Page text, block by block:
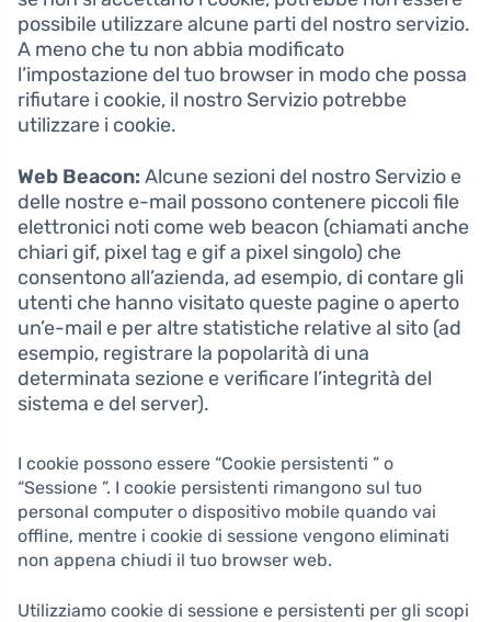
possibile utilizzare alcune parti del nostro servizio.
A meno che tu non abbia modificato
l’impostazione del tuo browser in modo che possa
rifiutare i cookie, il nostro Servizio potrebbe
utilizzare i cookie.
Web Beacon: Alcune sezioni del nostro Servizio e
delle nostre e-mail possono contenere piccoli file
elettronici noti come web beacon (chiamati anche
chiari gif, pixel tag e gif a pixel singolo) che
consentono all’azienda, ad esempio, di contare gli
utenti che hanno visitato queste pagine o aperto
un’e-mail e per altre statistiche relative al sito (ad
esempio, registrare la popolarità di una
determinata sezione e verificare l’integrità del
sistema e del server).
I cookie possono essere “Cookie persistenti ” o
“Sessione ”. I cookie persistenti rimangono sul tuo
personal computer o dispositivo mobile quando vai
offline, mentre i cookie di sessione vengono eliminati
non appena chiudi il tuo browser web.
Utilizziamo cookie di sessione e persistenti per gli scopi